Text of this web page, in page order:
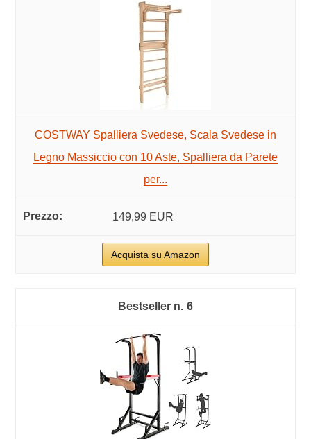
COSTWAY Spalliera Svedese, Scala Svedese in
Legno Massiccio con 10 Aste, Spalliera da Parete
per...
149,99 EUR
Acquista su Amazon
6